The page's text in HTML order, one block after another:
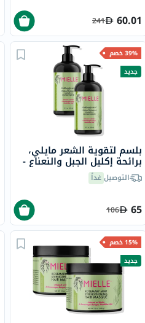
60.01
241
39% خصم
جديد
بلسم لتقوية الشعر مايلي،
برائحة إكليل الجبل والنعناع -
2 × 355 مل التوصيلغداً
65
106
15% خصم
جديد